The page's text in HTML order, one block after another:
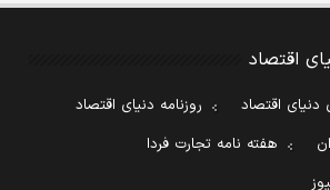
اقتصاد
دنیای اقتصاد
روزنامه دنیای اقتصاد
هفته نامه تجارت فردا